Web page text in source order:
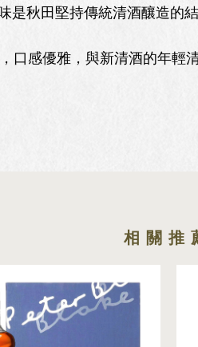
是秋田堅持傳統清酒釀造的結
感優雅，與新清酒的年輕